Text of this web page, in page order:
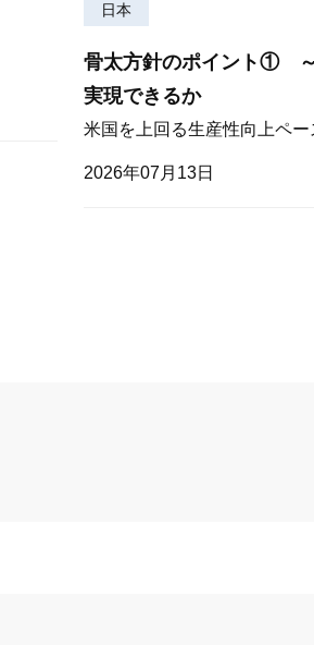
日本
骨太方針のポイント① ～
実現できるか
米国を上回る生産性向上ペ
2026年07月13日